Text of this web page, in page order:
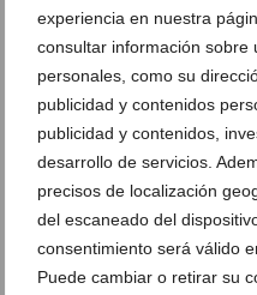
experiencia en nuestra
consultar información sobre
personales, como su
publicidad y contenidos
publicidad y contenidos,
desarrollo de servicios.
precisos de localización
del escaneado del
consentimiento será válido
Puede cambiar o retirar su